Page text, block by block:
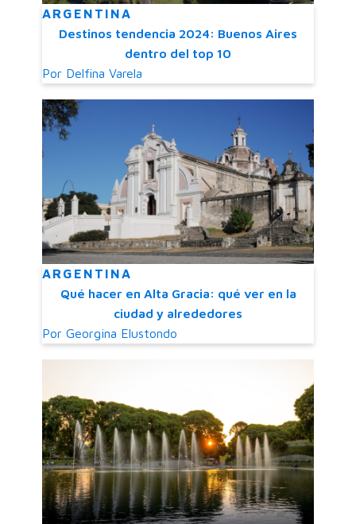
ARGENTINA
Destinos tendencia 2024: Buenos Aires
dentro del top 10
Por Delfina Varela
ARGENTINA
Qué hacer en Alta Gracia: qué ver en la
ciudad y alrededores
Por Georgina Elustondo